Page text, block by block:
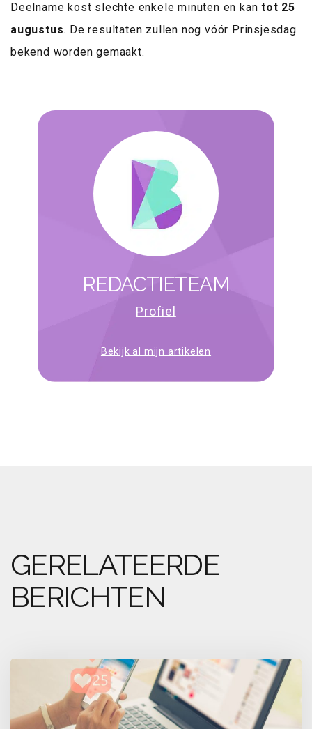
Deelname kost slechte enkele minuten en kantot 25
augustus. De resultaten zullen nog vóór Prinsjesdag
bekend worden gemaakt.
REDACTIETEAM
Profiel
Bekijk al mijn artikelen
GERELATEERDE
BERICHTEN